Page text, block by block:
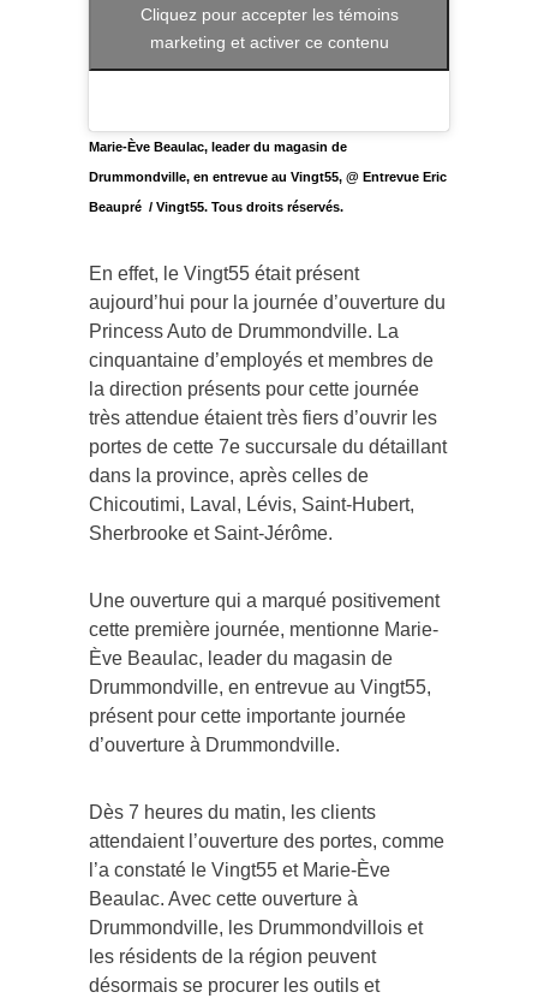
Cliquez pour accepter les témoins
marketing et activer ce contenu
Marie-Ève Beaulac, leader du magasin de
Drummondville, en entrevue au Vingt55, @ Entrevue Eric
Beaupré / Vingt55. Tous droits réservés.
En effet, le Vingt55 était présent
aujourd’hui pour la journée d’ouverture du
Princess Auto de Drummondville. La
cinquantaine d’employés et membres de
la direction présents pour cette journée
très attendue étaient très fiers d’ouvrir les
portes de cette 7e succursale du détaillant
dans la province, après celles de
Chicoutimi, Laval, Lévis, Saint-Hubert,
Sherbrooke et Saint-Jérôme.
Une ouverture qui a marqué positivement
cette première journée, mentionne Marie-
Ève Beaulac, leader du magasin de
Drummondville, en entrevue au Vingt55,
présent pour cette importante journée
d’ouverture à Drummondville.
Dès 7 heures du matin, les clients
attendaient l’ouverture des portes, comme
l’a constaté le Vingt55 et Marie-Ève
Beaulac. Avec cette ouverture à
Drummondville, les Drummondvillois et
les résidents de la région peuvent
désormais se procurer les outils et